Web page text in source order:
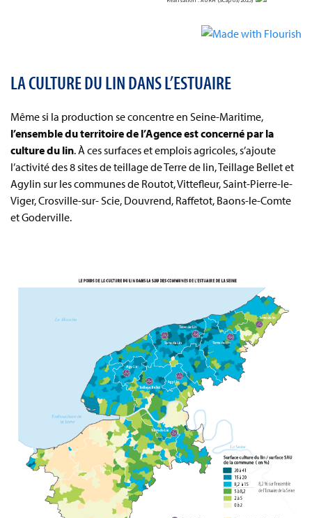
LA CULTURE DU LIN DANS L’ESTUAIRE
Même si la production se concentre en Seine-Maritime,
l’ensemble du territoire de l’Agence est concerné par la
culture du lin. À ces surfaces et emplois agricoles, s’ajoute
l’activité des 8 sites de teillage de Terre de lin, Teillage Bellet et
Agylin sur les communes de Routot, Vittefleur, Saint-Pierre-le-
Viger, Crosville-sur- Scie, Douvrend, Raffetot, Baons-le-Comte
et Goderville.